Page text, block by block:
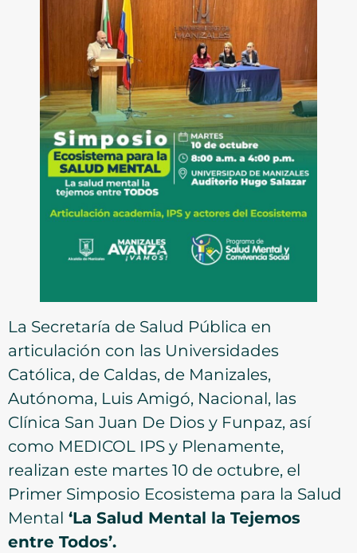
La Secretaría de Salud Pública en
articulación con las Universidades
Católica, de Caldas, de Manizales,
Autónoma, Luis Amigó, Nacional, las
Clínica San Juan De Dios y Funpaz, así
como MEDICOL IPS y Plenamente,
realizan este martes 10 de octubre, el
Primer Simposio Ecosistema para la Salud
Mental ‘La Salud Mental la Tejemos
entre Todos’.